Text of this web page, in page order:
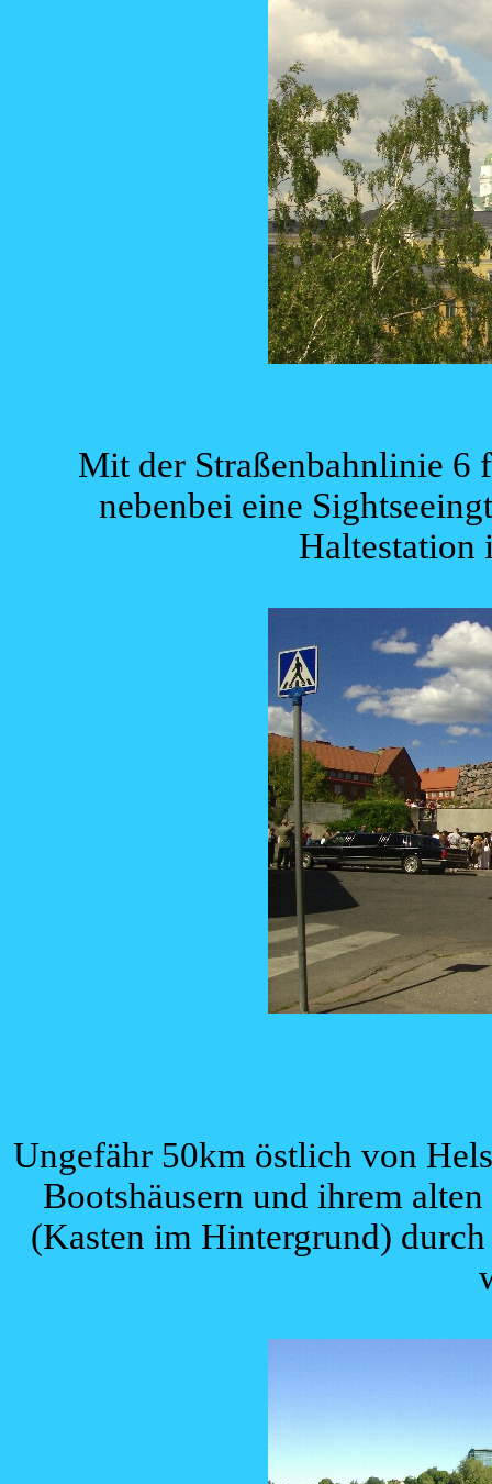
Mit der Straßenbahnlinie 6
nebenbei eine
Haltestation
Ungefähr 50km östlich von
Bootshäusern und ihrem
(Kasten im Hintergrund)